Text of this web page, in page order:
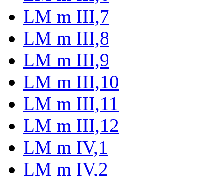
LM m III,7
LM m III,8
LM m III,9
LM m III,10
LM m III,11
LM m III,12
LM m IV,1
LM m IV,2